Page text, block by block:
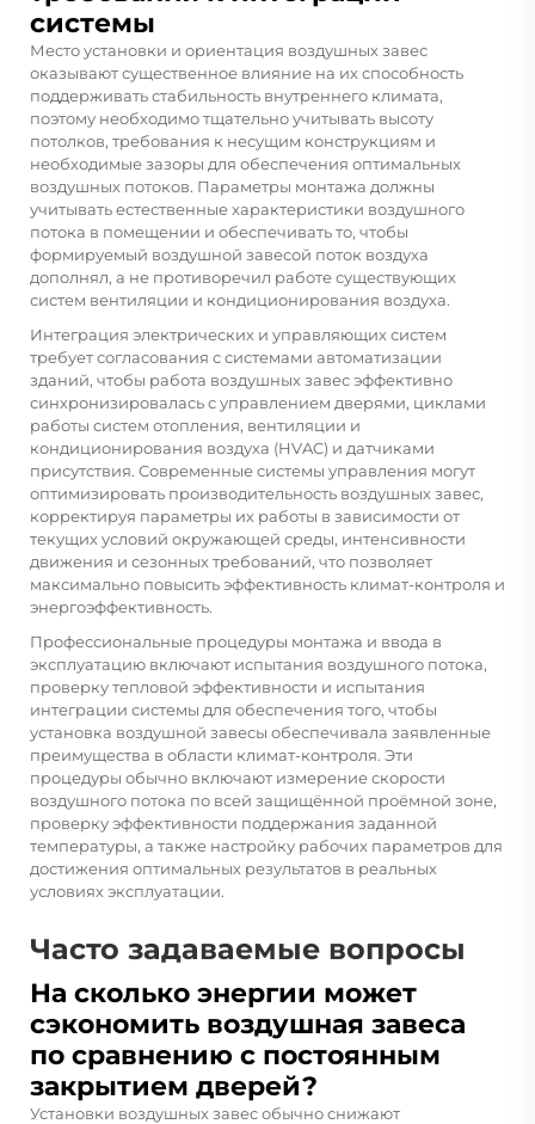
системы
Место установки и ориентация воздушных завес
оказывают существенное влияние на их способность
поддерживать стабильность внутреннего климата,
поэтому необходимо тщательно учитывать высоту
потолков, требования к несущим конструкциям и
необходимые зазоры для обеспечения оптимальных
воздушных потоков. Параметры монтажа должны
учитывать естественные характеристики воздушного
потока в помещении и обеспечивать то, чтобы
формируемый воздушной завесой поток воздуха
дополнял, а не противоречил работе существующих
систем вентиляции и кондиционирования воздуха.
Интеграция электрических и управляющих систем
требует согласования с системами автоматизации
зданий, чтобы работа воздушных завес эффективно
синхронизировалась с управлением дверями, циклами
работы систем отопления, вентиляции и
кондиционирования воздуха (HVAC) и датчиками
присутствия. Современные системы управления могут
оптимизировать производительность воздушных завес,
корректируя параметры их работы в зависимости от
текущих условий окружающей среды, интенсивности
движения и сезонных требований, что позволяет
максимально повысить эффективность климат-контроля и
энергоэффективность.
Профессиональные процедуры монтажа и ввода в
эксплуатацию включают испытания воздушного потока,
проверку тепловой эффективности и испытания
интеграции системы для обеспечения того, чтобы
установка воздушной завесы обеспечивала заявленные
преимущества в области климат-контроля. Эти
процедуры обычно включают измерение скорости
воздушного потока по всей защищённой проёмной зоне,
проверку эффективности поддержания заданной
температуры, а также настройку рабочих параметров для
достижения оптимальных результатов в реальных
условиях эксплуатации.
Часто задаваемые вопросы
На сколько энергии может
сэкономить воздушная завеса
по сравнению с постоянным
закрытием дверей?
Установки воздушных завес обычно снижают